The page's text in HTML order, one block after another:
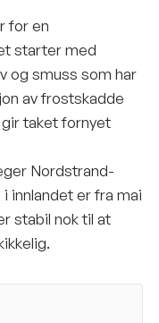
for en
starter med
og smuss som har
av frostskadde
taket fornyet
Nordstrand-
innlandet er fra mai
stabil nok til at